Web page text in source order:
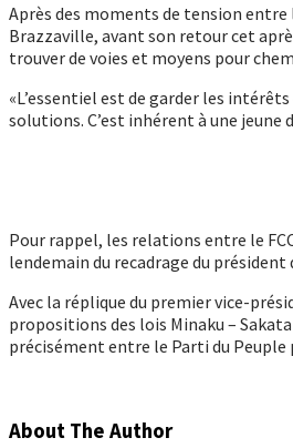
Après des moments de tension entre
Brazzaville, avant son retour cet
trouver de voies et moyens pour
«L’essentiel est de garder les
solutions. C’est inhérent à une
Pour rappel, les relations entre le
lendemain du recadrage du président
Avec la réplique du premier vice-
propositions des lois Minaku –
précisément entre le Parti du Peuple
About The Author